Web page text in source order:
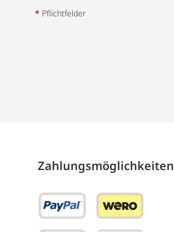
* Pflichtfelder
Zahlungs­möglich­keiten